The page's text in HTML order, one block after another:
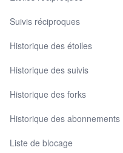
Suivis réciproques
Historique des étoiles
Historique des suivis
Historique des forks
Historique des abonnements
Liste de blocage